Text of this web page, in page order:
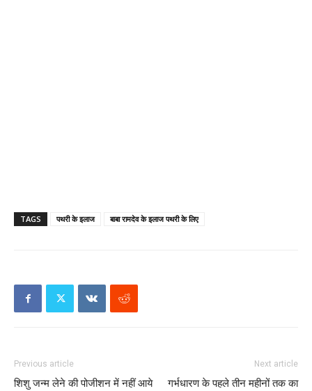
TAGS पथरी के इलाज बाबा रामदेव के इलाज पथरी के लिए
Previous article
शिशु जन्म लेने की पोजीशन में नहीं आये
Next article
गर्भधारण के पहले तीन महीनों तक का